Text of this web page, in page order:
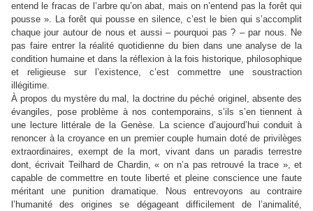
entend le fracas de l’arbre qu’on abat, mais on n’entend pas la forêt qui
pousse ». La forêt qui pousse en silence, c’est le bien qui s’accomplit
chaque jour autour de nous et aussi – pourquoi pas ? – par nous. Ne
pas faire entrer la réalité quotidienne du bien dans une analyse de la
condition humaine et dans la réflexion à la fois historique, philosophique
et religieuse sur l’existence, c’est commettre une soustraction
illégitime.
À propos du mystère du mal, la doctrine du péché originel, absente des
évangiles, pose problème à nos contemporains, s’ils s’en tiennent à
une lecture littérale de la Genèse. La science d’aujourd’hui conduit à
renoncer à la croyance en un premier couple humain doté de privilèges
extraordinaires, exempt de la mort, vivant dans un paradis terrestre
dont, écrivait Teilhard de Chardin, « on n’a pas retrouvé la trace », et
capable de commettre en toute liberté et pleine conscience une faute
méritant une punition dramatique. Nous entrevoyons au contraire
l’humanité des origines se dégageant difficilement de l’animalité,